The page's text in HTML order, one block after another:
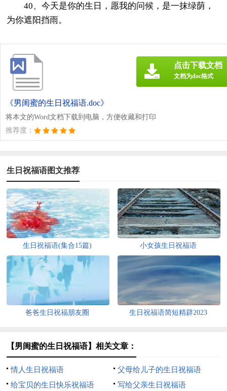
40、今天是你的生日，愿我的问候，是一抹绿荫，
为你遮阳挡雨。
《男闺蜜的生日祝福语.doc》
将本文的Word文档下载到电脑，方便收藏和打印
推荐度：
点击下载文档
文档为doc格式
生日祝福语图文推荐
生日祝福语(集合15篇) 小女孩生日祝福语
爸爸生日祝福朋友圈 生日祝福语简短精辟2023
【男闺蜜的生日祝福语】相关文章：
情人生日祝福语
父母给儿子的生日祝福语
给宝贝的生日快乐祝福语
写给父亲生日祝福语